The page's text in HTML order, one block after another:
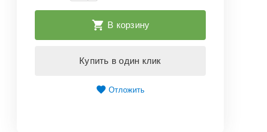
В корзину
Купить в один клик
Отложить